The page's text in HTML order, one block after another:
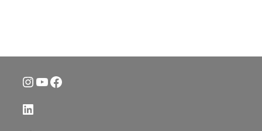
Instagram
YouTube
Facebook
LinkedIn